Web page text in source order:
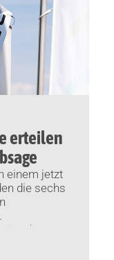
erteilen
einem jetzt
die sechs
des